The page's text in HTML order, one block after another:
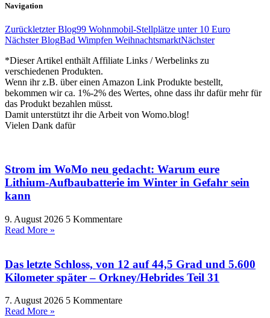
Navigation
Zurückletzter Blog99 Wohnmobil-Stellplätze unter 10 Euro
Nächster BlogBad Wimpfen WeihnachtsmarktNächster
*Dieser Artikel enthält Affiliate Links / Werbelinks zu
verschiedenen Produkten.
Wenn ihr z.B. über einen Amazon Link Produkte bestellt,
bekommen wir ca. 1%-2% des Wertes, ohne dass ihr dafür mehr für
das Produkt bezahlen müsst.
Damit unterstützt ihr die Arbeit von Womo.blog!
Vielen Dank dafür
Strom im WoMo neu gedacht: Warum eure
Lithium-Aufbaubatterie im Winter in Gefahr sein
kann
9. August 2026 5 Kommentare
Read More »
Das letzte Schloss, von 12 auf 44,5 Grad und 5.600
Kilometer später – Orkney/Hebrides Teil 31
7. August 2026 5 Kommentare
Read More »